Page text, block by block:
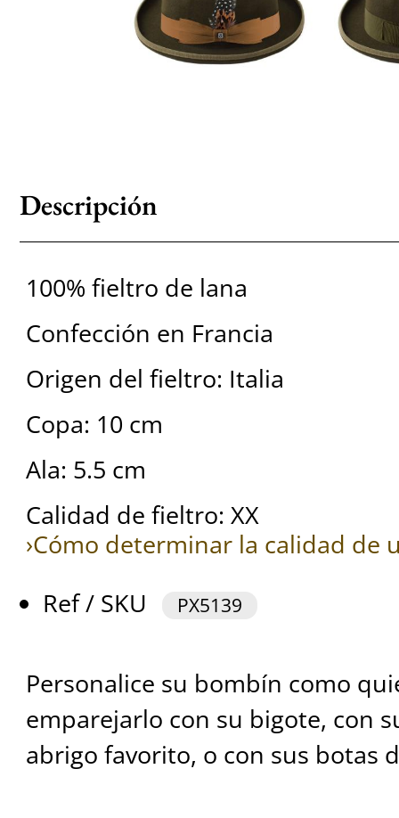
Descripción
100% fieltro de lana
Confección en Francia
Origen del fieltro: Italia
Copa: 10 cm
Ala: 5.5 cm
Calidad de fieltro: XX
›Cómo determinar la calidad de
Ref / SKU
PX5139
Personalice su bombín como
emparejarlo con su bigote, con
abrigo favorito, o con sus botas